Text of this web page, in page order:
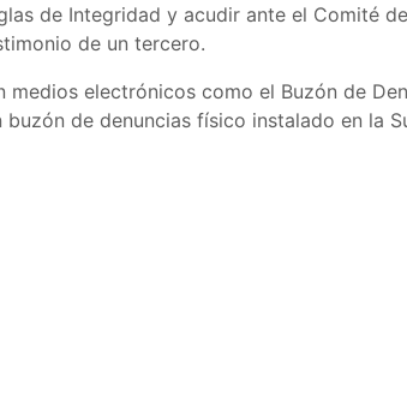
de Integridad y acudir ante el Comité
de un tercero.
medios electrónicos como el Buzón de
de denuncias físico instalado en la